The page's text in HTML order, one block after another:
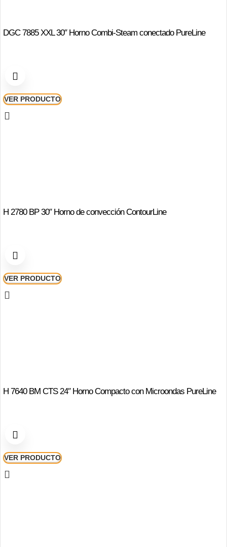
DGC 7885 XXL 30″ Horno Combi-Steam conectado PureLine
VER PRODUCTO
H 2780 BP 30″ Horno de convección ContourLine
VER PRODUCTO
H 7640 BM CTS 24″ Horno Compacto con Microondas PureLine
VER PRODUCTO